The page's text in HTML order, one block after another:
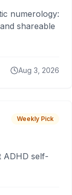
numerology:
shareable
Aug 3, 2026
Weekly Pick
ADHD self-